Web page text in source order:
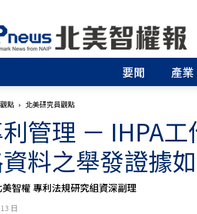
北
美
智
權
│
利
申
請
│
商
標
申
請
要聞 產業
點 北美研究員觀點
利管理 － IHPA
料之舉發證據
智權 專利法規研究組資深副理
日